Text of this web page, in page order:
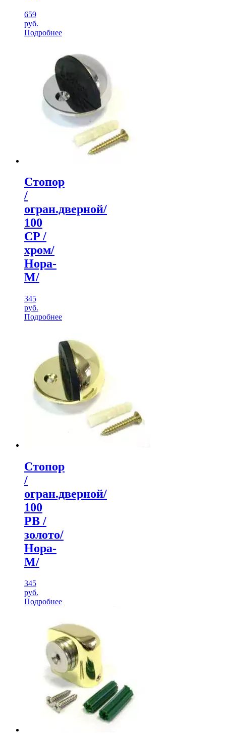
659
руб.
Подробнее
Стопор
/
огран.дверной/
100
СP /
хром/
Нора-
М/
345
руб.
Подробнее
Стопор
/
огран.дверной/
100
PВ /
золото/
Нора-
М/
345
руб.
Подробнее